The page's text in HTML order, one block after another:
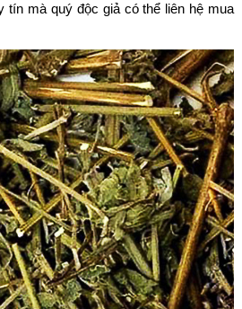
tín mà quý độc giả có thể liên hệ mua